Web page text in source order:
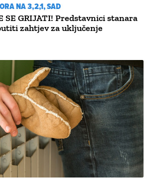
NA 3,2,1, SAD
SE GRIJATI! Predstavnici stanara
zahtjev za uključenje